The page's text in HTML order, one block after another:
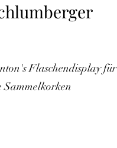
Flaschendisplay für
Sammelkorken